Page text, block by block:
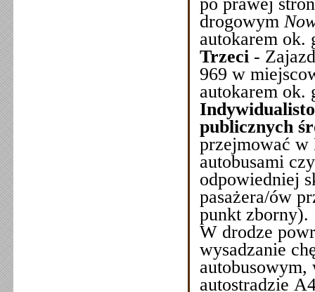
drogowym
autokarem ok.
Trzeci -
969 w
autokarem ok.
publicznych
przejmować w
autobusami
odpowiedniej
pasażera/ów
punkt zborny).
W drodze
wysadzanie
autostradzie